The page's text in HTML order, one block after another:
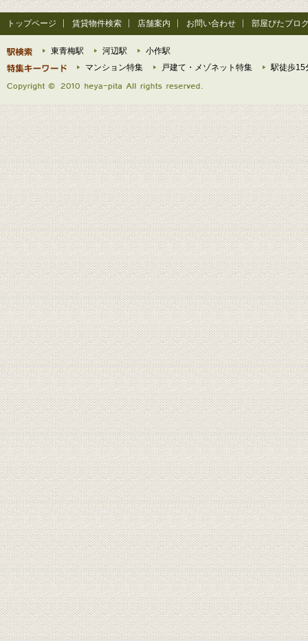
トップページ 賃貸物件検索 店舗案内 お問い合わせ 部屋ぴたブロ
東青梅駅 河辺駅
小作駅
マンション特集
戸建て・メゾネット特集 駅徒歩15